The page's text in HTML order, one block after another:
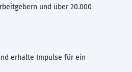
und über 20.000
erhalte Impulse für ein